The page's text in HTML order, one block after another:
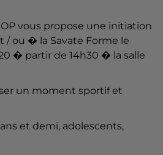
vous propose une initiation
/ ou � la Savate Forme le
� partir de 14h30 � la salle
un moment sportif et
et demi, adolescents,